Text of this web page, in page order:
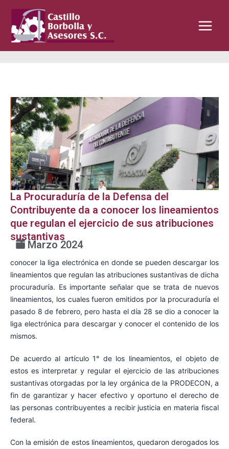
contenido
Menu
La Procuraduría de la Defensa del
Contribuyente da a conocer los lineamientos
que regulan el ejercicio de sus atribuciones
sustantivas
6 Marzo 2024
conocer la liga electrónica en donde se pueden descargar los
lineamientos que regulan las atribuciones sustantivas de dicha
procuraduría. Es importante señalar que se trata de nuevos
lineamientos, los cuales fueron emitidos por la procuraduría el
pasado 8 de febrero, pero hasta el día 28 se dio a conocer la
liga electrónica para descargar y conocer el contenido de los
mismos.
De acuerdo al artículo 1° de los lineamientos, el objeto de
estos es interpretar y regular el ejercicio de las atribuciones
sustantivas otorgadas por la ley orgánica de la PRODECON, a
fin de garantizar y hacer efectivo y oportuno el derecho de
las personas contribuyentes a recibir justicia en materia fiscal
federal.
Con la emisión de estos lineamientos, quedaron derogados los